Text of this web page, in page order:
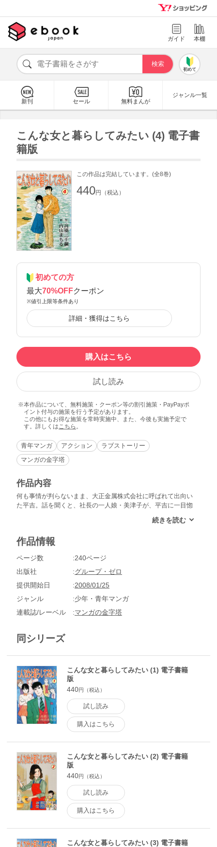
ガイド 本棚
初めて
新刊 セール 無料まんが
ジャンル一覧
こんな女と暮らしてみたい (4) 電子書
籍版
この作品は完結しています。(全8巻)
440円（税込）
初めての方
最大70%OFFクーポン
※値引上限等条件あり
詳細・獲得はこちら
購入はこちら
試し読み
本作品について、無料施策・クーポン等の割引施策・PayPayポ
イント付与の施策を行う予定があります。
この他にもお得な施策を常時実施中、また、今後も実施予定で
す。詳しくはこちら 。
青年マンガ アクション
ラブストーリー
マンガの金字塔
作品内容
何も事情が判らないまま、大正金属株式会社に呼ばれて出向い
た平吉。話を聞くと、社長の一人娘・美津子が、平吉に一目惚
作品情報
ページ数
240ページ
出版社
グループ・ゼロ
提供開始日
2008/01/25
ジャンル
少年・青年マンガ
連載誌/レーベル
マンガの金字塔
同シリーズ
こんな女と暮らしてみたい (1) 電子書籍
版
440円（税込）
試し読み
購入はこちら
こんな女と暮らしてみたい (2) 電子書籍
版
440円（税込）
試し読み
購入はこちら
こんな女と暮らしてみたい (3) 電子書籍